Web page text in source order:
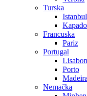
Turska
Istanbul
Francuska
Pariz
Portugal
Lisabon
Porto
Nemačka